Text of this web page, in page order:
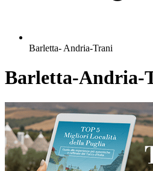
Barletta- Andria-Trani
Barletta-Andria-